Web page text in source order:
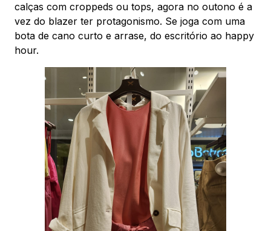
calças com croppeds ou tops, agora no outono é a
vez do blazer ter protagonismo. Se joga com uma
bota de cano curto e arrase, do escritório ao happy
hour.